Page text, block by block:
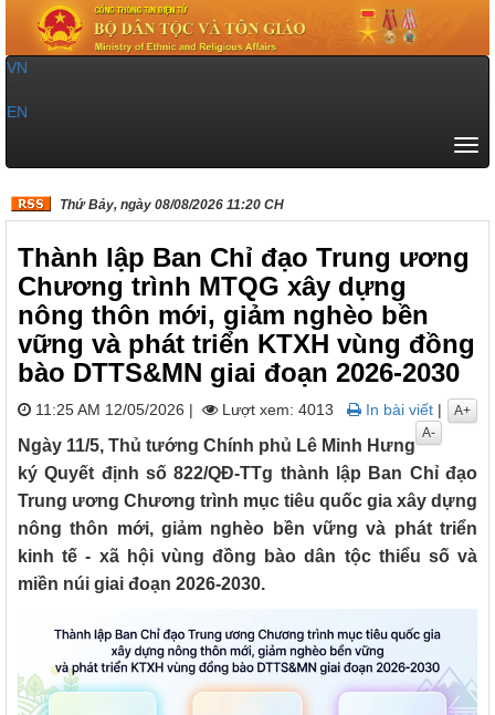
VN
EN
Thứ Bảy, ngày 08/08/2026 11:20 CH
Thành lập Ban Chỉ đạo Trung ương
Chương trình MTQG xây dựng
nông thôn mới, giảm nghèo bền
vững và phát triển KTXH vùng đồng
bào DTTS&MN giai đoạn 2026-2030
11:25 AM 12/05/2026 | Lượt xem: 4013 In bài viết |
A+
A-
Ngày 11/5, Thủ tướng Chính phủ Lê Minh Hưng
ký Quyết định số 822/QĐ-TTg thành lập Ban Chỉ đạo
Trung ương Chương trình mục tiêu quốc gia xây dựng
nông thôn mới, giảm nghèo bền vững và phát triển
kinh tế - xã hội vùng đồng bào dân tộc thiểu số và
miền núi giai đoạn 2026-2030.